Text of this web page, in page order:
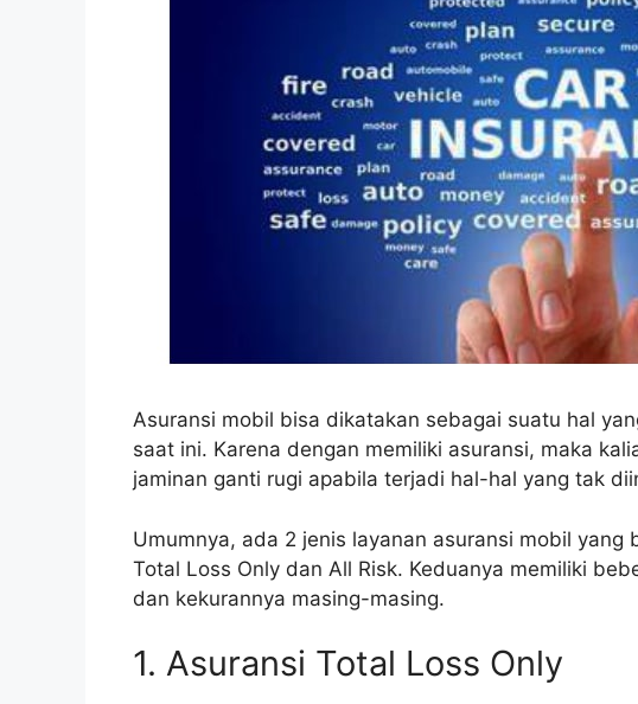
Asuransi mobil bisa dikatakan sebagai suatu hal
saat ini. Karena dengan memiliki asuransi, maka
jaminan ganti rugi apabila terjadi hal-hal yang tak
Umumnya, ada 2 jenis layanan asuransi mobil yang
Total Loss Only dan All Risk. Keduanya memiliki
dan kekurannya masing-masing.
1. Asuransi Total Loss Only